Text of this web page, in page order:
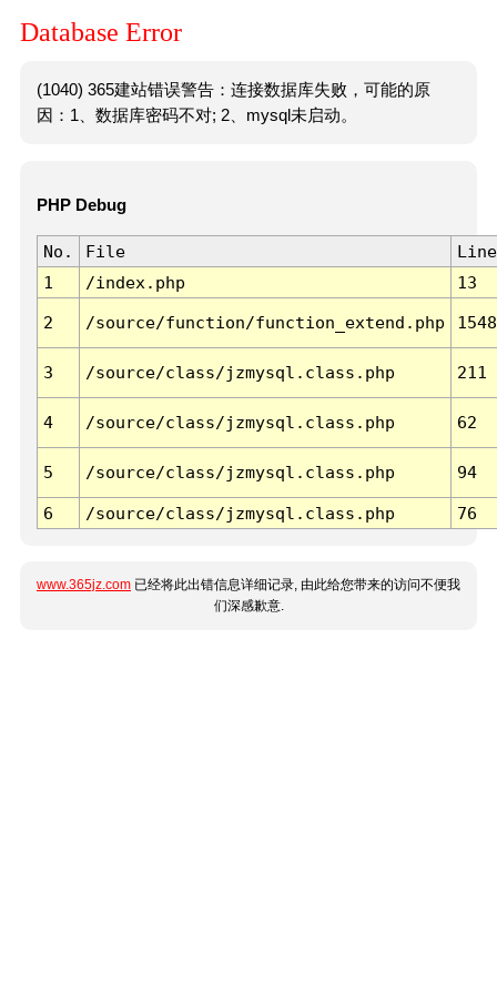
Database Error
(1040) 365建站错误警告：连接数据库失败，可能的原
因：1、数据库密码不对; 2、mysql未启动。
PHP Debug
No. File
Line
1
/index.php 13
2 /source/function/function_extend.php 1548
3 /source/class/jzmysql.class.php 211
4 /source/class/jzmysql.class.php 62
5 /source/class/jzmysql.class.php 94
6 /source/class/jzmysql.class.php 76
www.365jz.com 已经将此出错信息详细记录, 由此给您带来的访问不便我
们深感歉意.